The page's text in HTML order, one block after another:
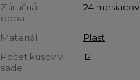
Záručná
doba
24 mesiacov
Materiál
Plast
Počet kusov v
sade
12